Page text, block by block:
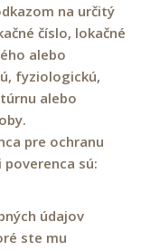
na určitý
číslo, lokačné
alebo
fyziologickú,
alebo
pre ochranu
sú:
údajov
ste mu